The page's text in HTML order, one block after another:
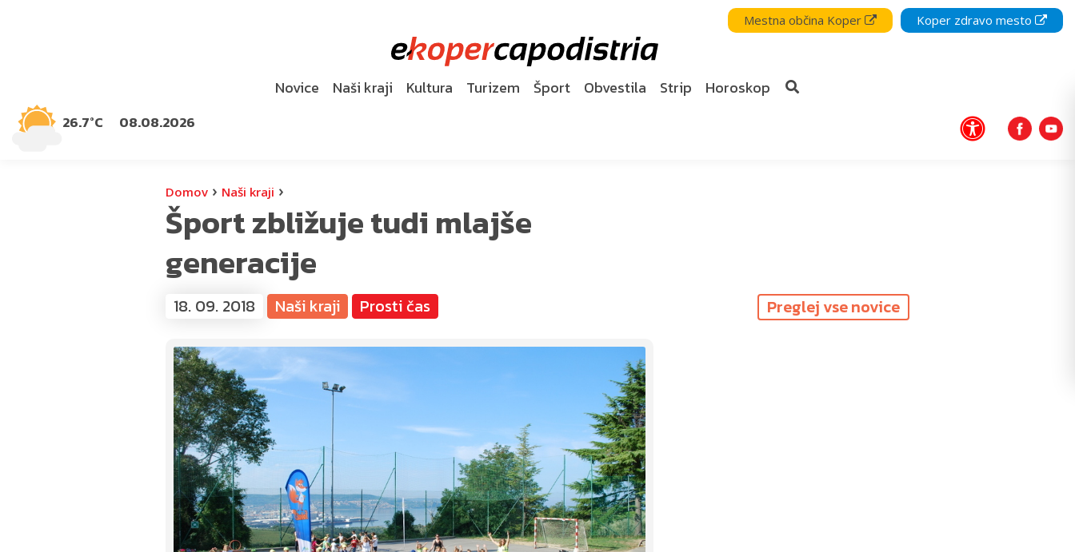
Mestna občina Koper Koper zdravo mesto
26.7°C 08.08.2026
Novice Naši kraji Kultura Turizem Šport Obvestila Strip Horoskop
Domov › Naši kraji ›
Šport zbližuje tudi mlajše
generacije
18. 09. 2018 Naši kraji Prosti čas Preglej vse novice